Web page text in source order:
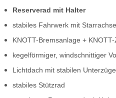
Reserverad mit Halter
stabiles Fahrwerk mit
KNOTT-Bremsanlage +
kegelförmiger, windschnittiger
Lichtdach mit stabilen
stabiles Stützrad